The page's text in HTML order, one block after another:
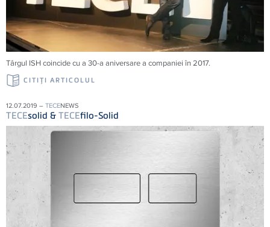
Târgul ISH coincide cu a 30-a aniversare a companiei în 2017.
CITIŢI ARTICOLUL
12.07.2019 – TECENEWS
TECEsolid & TECEfilo-Solid